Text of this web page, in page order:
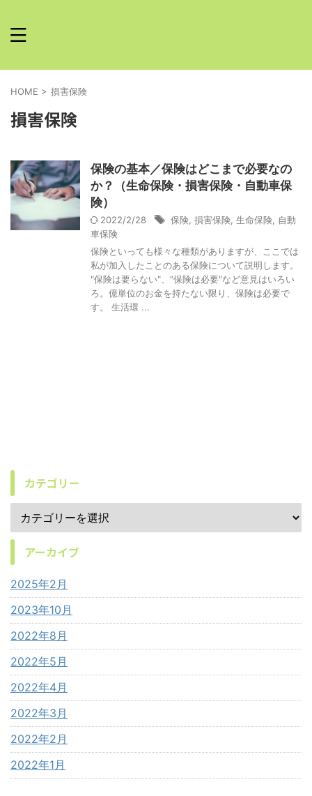
HOME > 損害保険
損害保険
保険の基本／保険はどこまで必要なの
か？（生命保険・損害保険・自動車保
険）
2022/2/28 保険 損害保険 生命保険 自動
車保険
保険といっても様々な種類がありますが、ここでは
私が加入したことのある保険について説明します。
"保険は要らない"、"保険は必要"など意見はいろい
ろ。億単位のお金を持たない限り、保険は必要で
す。 生活環 ...
カテゴリー
アーカイブ
2025年2月
2023年10月
2022年8月
2022年5月
2022年4月
2022年3月
2022年2月
2022年1月